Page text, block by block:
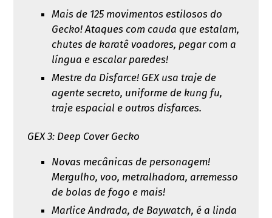
Mais de 125 movimentos estilosos do
Gecko! Ataques com cauda que estalam,
chutes de karatê voadores, pegar com a
língua e escalar paredes!
Mestre da Disfarce! GEX usa traje de
agente secreto, uniforme de kung fu,
traje espacial e outros disfarces.
GEX 3: Deep Cover Gecko
Novas mecânicas de personagem!
Mergulho, voo, metralhadora, arremesso
de bolas de fogo e mais!
Marlice Andrada, de Baywatch, é a linda